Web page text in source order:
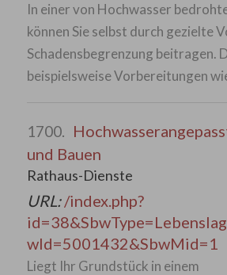
In einer von Hochwasser
können Sie selbst durch gezielte
Schadensbegrenzung beitragen.
beispielsweise Vorbereitungen
1700.
und Bauen
Rathaus-Dienste
URL:/index.php?
wId=5001432&SbwMid=1
Liegt Ihr Grundstück in einem